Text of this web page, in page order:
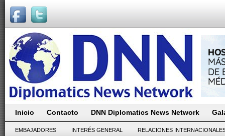
Inicio Contacto DNN Diplomatics News Network
EMBAJADORES INTERÉS GENERAL RELACIONES